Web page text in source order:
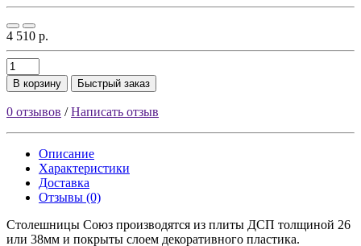
4 510 р.
В корзину Быстрый заказ
0 отзывов /Написать отзыв
Описание
Характеристики
Доставка
Отзывы (0)
Столешницы Союз производятся из плиты ДСП толщиной 26
или 38мм и покрыты слоем декоративного пластика.